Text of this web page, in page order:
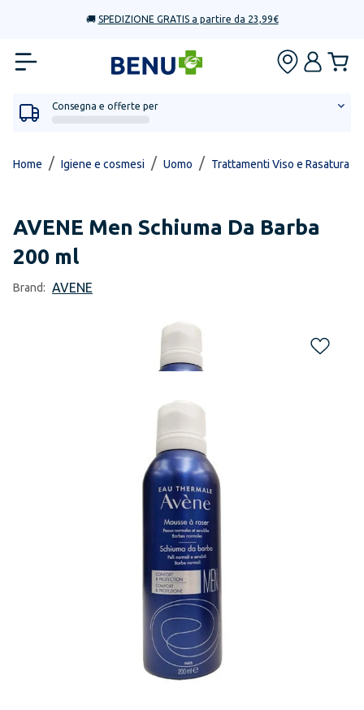
🚚 SPEDIZIONE GRATIS a partire da 23,99€
Consegna e offerte per
Home / Igiene e cosmesi / Uomo / Trattamenti Viso e Rasatura
AVENE Men Schiuma Da Barba
200 ml
Brand: AVENE